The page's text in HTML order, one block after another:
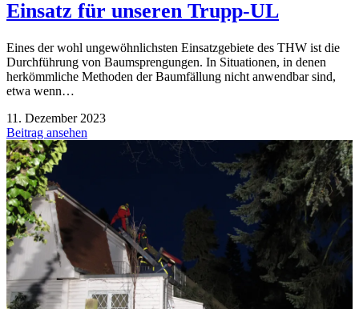
Einsatz für unseren Trupp-UL
Eines der wohl ungewöhnlichsten Einsatzgebiete des THW ist die
Durchführung von Baumsprengungen. In Situationen, in denen
herkömmliche Methoden der Baumfällung nicht anwendbar sind,
etwa wenn…
11. Dezember 2023
Beitrag ansehen